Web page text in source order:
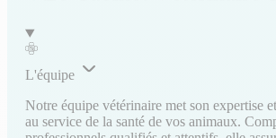
L'équipe
Notre équipe vétérinaire met son expertise
au service de la santé de vos animaux.